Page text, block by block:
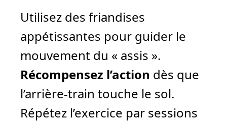
Utilisez des friandises
appétissantes pour guider le
mouvement du « assis ».
Récompensez l’action dès que
l’arrière-train touche le sol.
Répétez l’exercice par sessions